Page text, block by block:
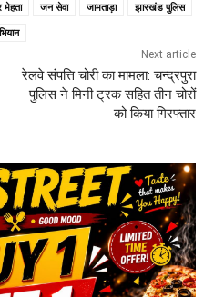
मेहता जन सेवा जामताड़ा
झारखंड पुलिस
Next article
रेलवे संपत्ति चोरी का मामला: चन्द्रपुरा
पुलिस ने मिनी ट्रक सहित तीन चोरों
को किया गिरफ्तार